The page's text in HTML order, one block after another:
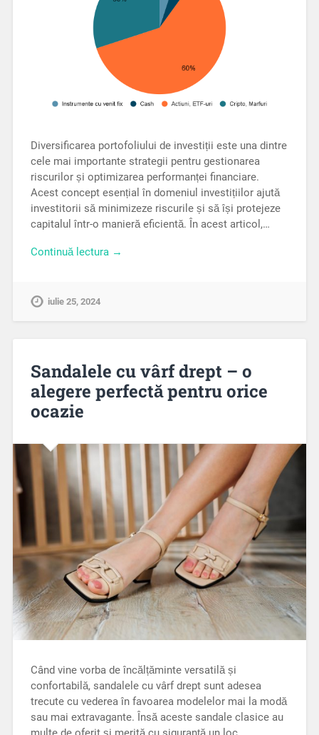
Diversificarea portofoliului de investiții este una dintre
cele mai importante strategii pentru gestionarea
riscurilor și optimizarea performanței financiare.
Acest concept esențial în domeniul investițiilor ajută
investitorii să minimizeze riscurile și să își protejeze
capitalul într-o manieră eficientă. În acest articol,…
Continuă lectura →
iulie 25, 2024
Sandalele cu vârf drept – o
alegere perfectă pentru orice
ocazie
Când vine vorba de încălțăminte versatilă și
confortabilă, sandalele cu vârf drept sunt adesea
trecute cu vederea în favoarea modelelor mai la modă
sau mai extravagante. Însă aceste sandale clasice au